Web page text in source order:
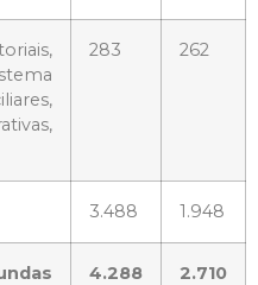
283 262
3.488 1.948
4.288 2.710